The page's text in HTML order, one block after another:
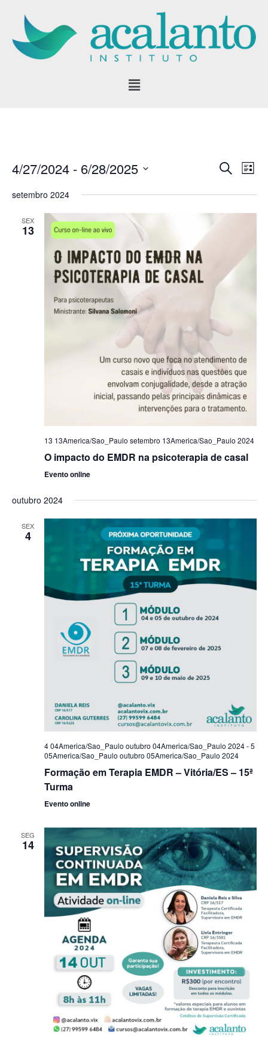
Pular
para
o
conteúdo
Events
Search
and
SEARCH
LIST
4/27/2024 - 6/28/2025
date.
setembro 2024
SEX
13
13 13America/Sao_Paulo setembro 13America/Sao_Paulo 2024
O impacto do EMDR na psicoterapia de casal
Evento online
outubro 2024
SEX
4
4 04America/Sao_Paulo outubro 04America/Sao_Paulo 2024-5
05America/Sao_Paulo outubro 05America/Sao_Paulo 2024
Formação em Terapia EMDR – Vitória/ES – 15ª
Turma
Evento online
SEG
14